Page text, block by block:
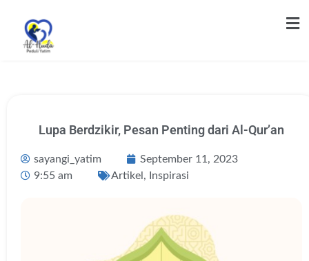
Lupa Berdzikir, Pesan Penting dari Al-Qur’an
sayangi_yatim
September 11, 2023
9:55 am
Artikel , Inspirasi